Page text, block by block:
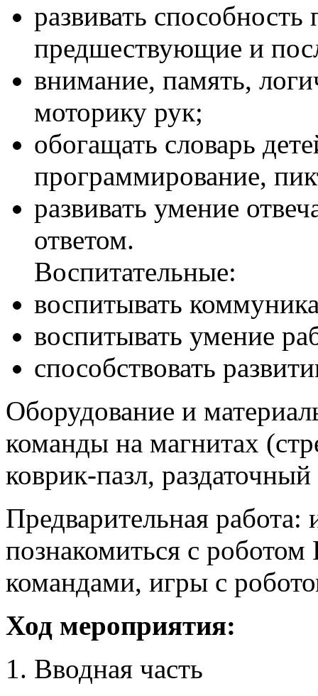
развивать
предшествующие и
внимание, память,
моторику рук;
обогащать словарь
программирование,
развивать умение
ответом.
Воспитательные:
воспитывать
воспитывать умение
способствовать
Оборудование и
команды на магнитах
коврик-пазл,
Предварительная работа:
познакомиться с
командами, игры с
Ход мероприятия:
1. Вводная часть